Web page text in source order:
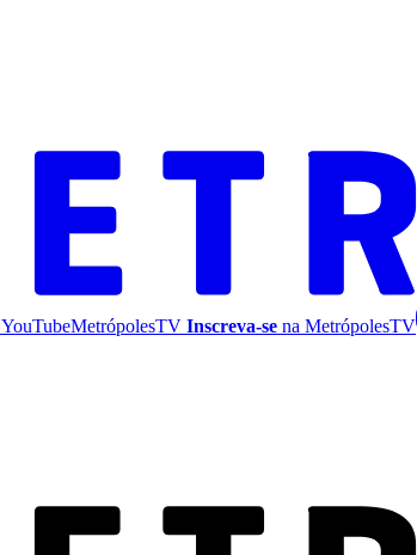
YouTubeMetrópolesTV Inscreva-se na MetrópolesTV